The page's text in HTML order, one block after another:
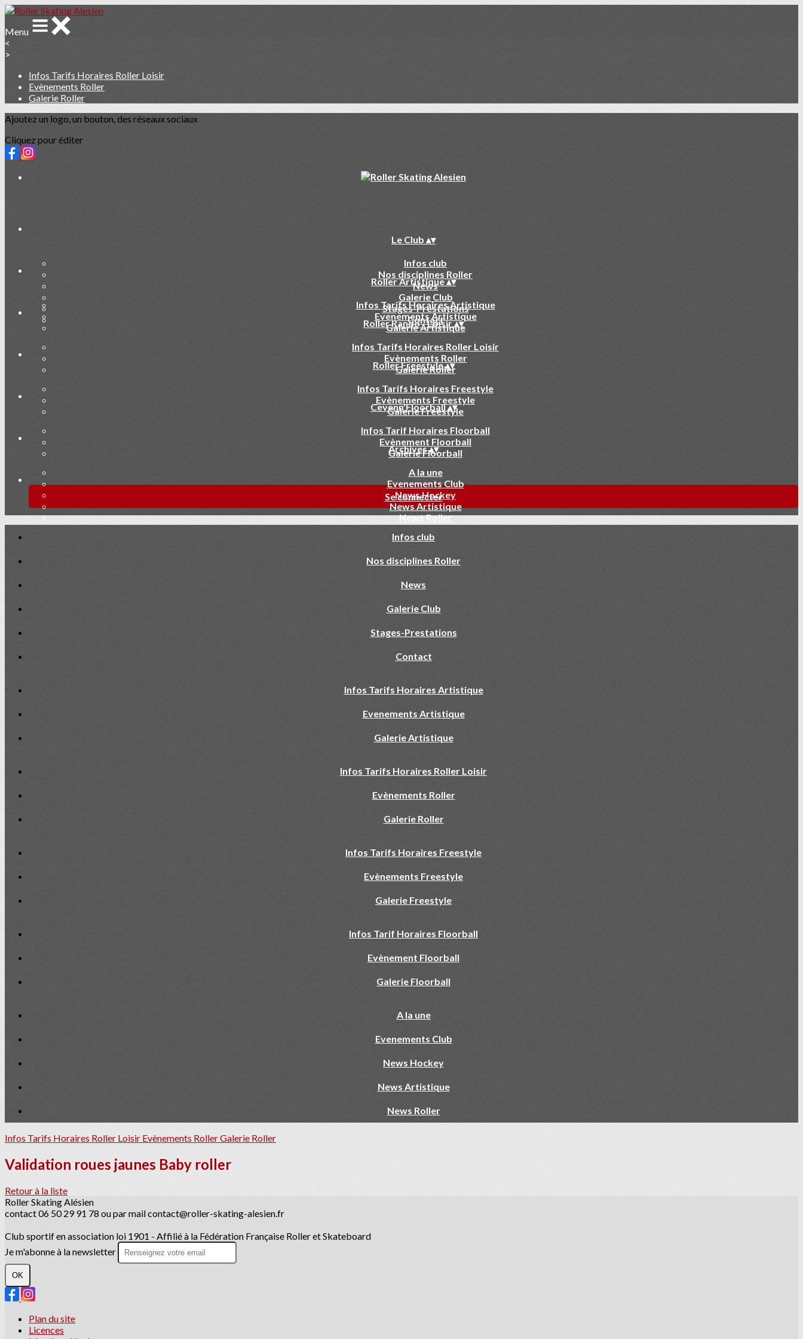
Menu
<
>
Infos Tarifs Horaires Roller Loisir
Evènements Roller
Galerie Roller
Ajoutez un logo, un bouton, des réseaux sociaux
Cliquez pour éditer
Le Club ▴▾
Infos club
Nos disciplines Roller
News
Galerie Club
Stages-Prestations
Contact
Roller Artistique▴▾
Infos Tarifs Horaires Artistique
Evenements Artistique
Galerie Artistique
Roller Rando - Loisir▴▾
Infos Tarifs Horaires Roller Loisir
Evènements Roller
Galerie Roller
Roller Freestyle▴▾
Infos Tarifs Horaires Freestyle
Evènements Freestyle
Galerie Freestyle
Cevenn'Floorball▴▾
Infos Tarif Horaires Floorball
Evènement Floorball
Galerie Floorball
Archives▴▾
A la une
Evenements Club
News Hockey
News Artistique
News Roller
Se connecter
Infos club
Nos disciplines Roller
News
Galerie Club
Stages-Prestations
Contact
Infos Tarifs Horaires Artistique
Evenements Artistique
Galerie Artistique
Infos Tarifs Horaires Roller Loisir
Evènements Roller
Galerie Roller
Infos Tarifs Horaires Freestyle
Evènements Freestyle
Galerie Freestyle
Infos Tarif Horaires Floorball
Evènement Floorball
Galerie Floorball
A la une
Evenements Club
News Hockey
News Artistique
News Roller
Infos Tarifs Horaires Roller Loisir Evènements RollerGalerie Roller
Validation roues jaunes Baby roller
Retour à la liste
Roller Skating Alésien
contact 06 50 29 91 78 ou par mail contact@roller-skating-alesien.fr
Club sportif en association loi 1901 - Affilié à la Fédération Française Roller et Skateboard
Je m'abonne à la newsletter
OK
Plan du site
Licences